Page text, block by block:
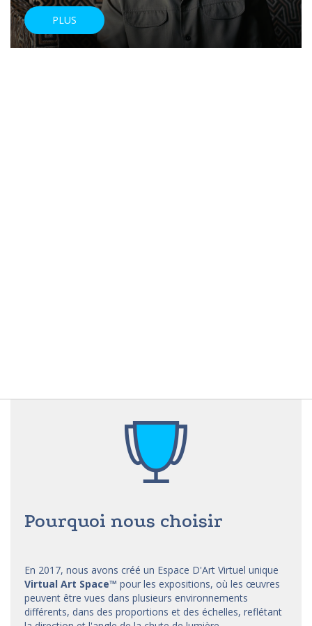
PLUS
Pourquoi nous choisir
En 2017, nous avons créé un Espace D'Art Virtuel unique
Virtual Art Space™ pour les expositions, où les œuvres
peuvent être vues dans plusieurs environnements
différents, dans des proportions et des échelles, reflétant